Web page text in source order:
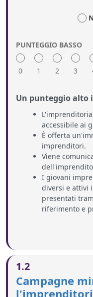
PUNTEGGIO BASSO
0 1 2 3
Un punteggio alto
accessibile ai
È offerta
imprenditori.
Viene
I giovani
diversi e attivi
presentati
riferimento e
1.2
Campagne